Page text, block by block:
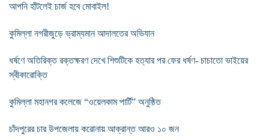
আপনি হাঁটলেই চার্জ হবে মোবাইল!
কুমিল্লা নগরীজুড়ে ভ্রাম্যমান আদালতের অভিযান
ধর্ষণে অতিরিক্ত রক্তক্ষরণ দেখে শিশুটিকে হত্যার পর ফের ধর্ষণ- চাচাতো ভাইয়ের
স্বীকারোক্তি
কুমিল্লা মহানগর কলেজে “ওয়েলকাম পার্টি” অনুষ্ঠিত
চাঁদপুরের চার উপজেলায় করোনায় আক্রান্ত আরও ১০ জন